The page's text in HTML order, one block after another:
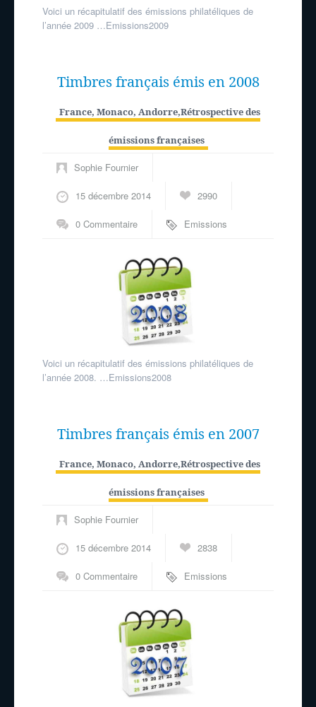
Voici un récapitulatif des émissions philatéliques de
l’année 2009 …Emissions2009
Timbres français émis en 2008
France, Monaco, Andorre,Rétrospective des
émissions françaises
Sophie Fournier
15 décembre 2014 2990
0 Commentaire
Emissions
Voici un récapitulatif des émissions philatéliques de
l’année 2008. …Emissions2008
Timbres français émis en 2007
France, Monaco, Andorre,Rétrospective des
émissions françaises
Sophie Fournier
15 décembre 2014 2838
0 Commentaire
Emissions